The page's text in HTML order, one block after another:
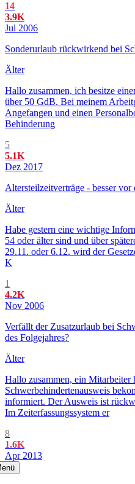
14
3.9K
Jul 2006
Sonderurlaub rückwirkend bei
Älter
Hallo zusammen, ich besitze
über 50 GdB. Bei meinem
Angefangen und einen
Behinderung
5
5.1K
Dez 2017
Altersteilzeitverträge - besser vor
Älter
Habe gestern eine wichtige
54 oder älter sind und über
29.11. oder 6.12. wird der
K
1
4.2K
Nov 2006
Verfällt der Zusatzurlaub bei
des Folgejahres?
Älter
Hallo zusammen, ein Mitarbeiter
Schwerbehindertenausweis
informiert. Der Ausweis ist
Im Zeiterfassungssystem er
8
1.6K
Apr 2013